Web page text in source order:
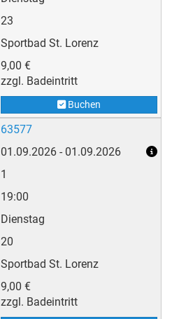
23
Sportbad St. Lorenz
9,00 €
zzgl. Badeintritt
Buchen
63577
01.09.2026 - 01.09.2026
1
19:00
Dienstag
20
Sportbad St. Lorenz
9,00 €
zzgl. Badeintritt